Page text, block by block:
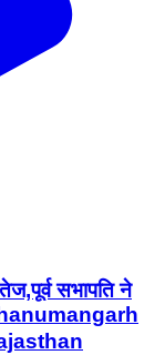
सभापति ने
#hanumangarh